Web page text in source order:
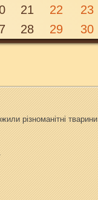
21 22
23
28 29 30
різноманітні тварини